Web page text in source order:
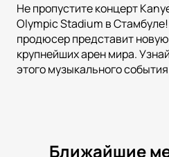
Не пропустите концерт
Olympic Stadium в
продюсер представит
крупнейших арен мира.
этого музыкального
Ближайшие